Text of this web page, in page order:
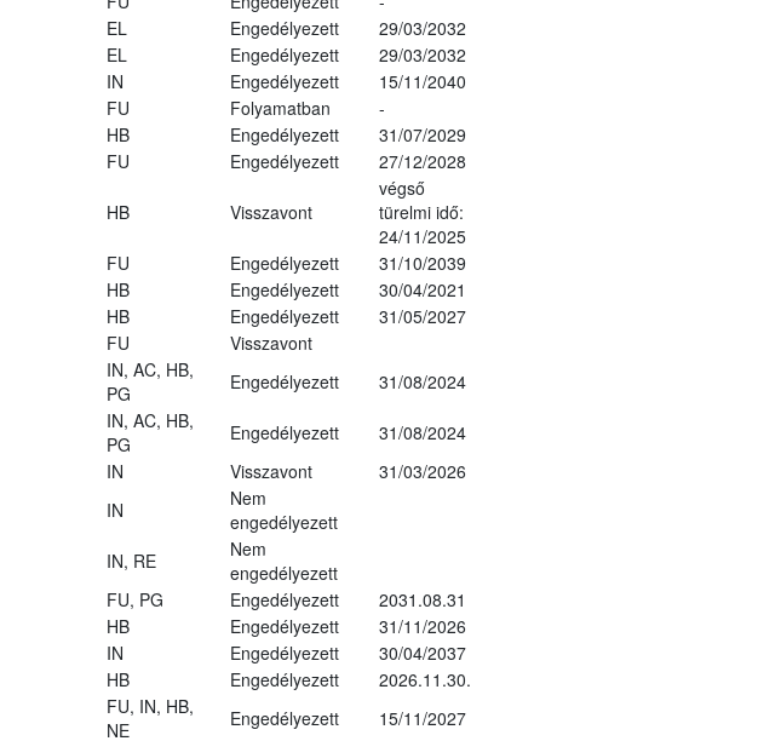
EL Engedélyezett
29/03/2032
EL Engedélyezett
29/03/2032
IN Engedélyezett
15/11/2040
FU Folyamatban
-
HB Engedélyezett
31/07/2029
FU Engedélyezett 27/12/2028
HB Visszavont
végső
türelmi idő:
24/11/2025
FU Engedélyezett
31/10/2039
HB Engedélyezett
30/04/2021
HB Engedélyezett
31/05/2027
FU
Visszavont
IN, AC, HB,
PG
Engedélyezett 31/08/2024
IN, AC, HB,
PG
Engedélyezett
31/08/2024
IN Visszavont
31/03/2026
IN
Nem
engedélyezett
IN, RE
Nem
engedélyezett
FU, PG Engedélyezett
2031.08.31
HB Engedélyezett
31/11/2026
IN Engedélyezett
30/04/2037
HB Engedélyezett
2026.11.30.
FU, IN, HB,
NE
Engedélyezett
15/11/2027